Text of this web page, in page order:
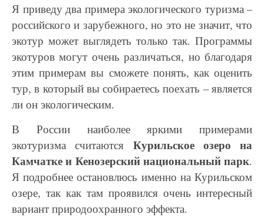
Я приведу два примера экологического туризма –
российского и зарубежного, но это не значит, что
экотур может выглядеть только так. Программы
экотуров могут очень различаться, но благодаря
этим примерам вы сможете понять, как оценить
тур, в который вы собираетесь поехать – является
ли он экологическим.
В России наиболее яркими примерами
экотуризма считаются Курильское озеро на
Камчатке и Кенозерский национальный парк.
Я подробнее остановлюсь именно на Курильском
озере, так как там проявился очень интересный
вариант природоохранного эффекта.